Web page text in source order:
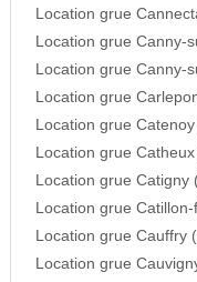
Location grue
Location grue Canny-
Location grue Canny-
Location grue
Location grue
Location grue
Location grue Catigny
Location grue
Location grue Cauffry
Location grue